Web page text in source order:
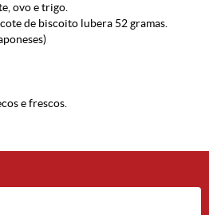
ovo e trigo.
de biscoito lubera 52 gramas.
)
e frescos.